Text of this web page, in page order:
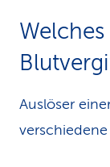
Auslöser